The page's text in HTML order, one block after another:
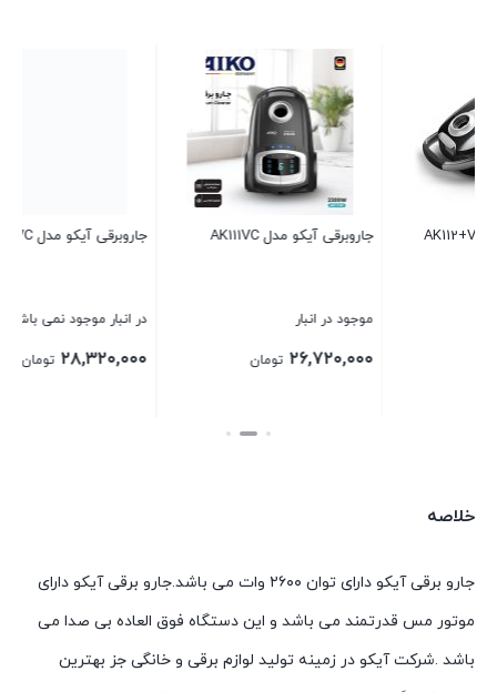
جاروبرقی آیکو مدل AK112VC
در انبار موجود نمی باشد
۲۸,۳۲۰,۰۰۰ تومان
جارو ایستاده آیکو مدل AK640VC
۱۲,۴۸۰,۰۰۰ تومان
بستن
خلاصه
جارو برقی آیکو دارای توان ۲۶۰۰ وات می باشد.جارو برقی آیکو دارای
موتور مس قدرتمند می باشد و این دستگاه فوق العاده بی صدا می
باشد .شرکت آیکو در زمینه تولید لوازم برقی و خانگی جز بهترین